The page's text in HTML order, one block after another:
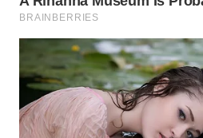
NET
PLN
WATCH
MKLI